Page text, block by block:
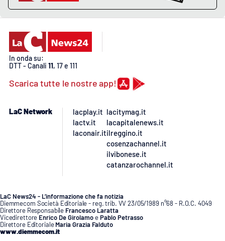
PROGETTI
SPECIALI
Buona Sanità Calabria
CALABRIAVISIONE
LAC
NETWORK
In onda su:
DTT - Canali 11, 17 e 111
Scarica tutte le nostre app!
LaC Network
lacplay.it
lactv.it
laconair.it
lacitymag.it
lacapitalenews.it
ilreggino.it
cosenzachannel.it
ilvibonese.it
catanzarochannel.it
LaC News24 - L’informazione che fa notizia
Diemmecom Società Editoriale - reg. trib. VV 23/05/1989 n°68 - R.O.C. 4049
Direttore Responsabile Francesco Laratta
Vicedirettore Enrico De GirolamoePablo Petrasso
Direttore Editoriale Maria Grazia Falduto
www.diemmecom.it